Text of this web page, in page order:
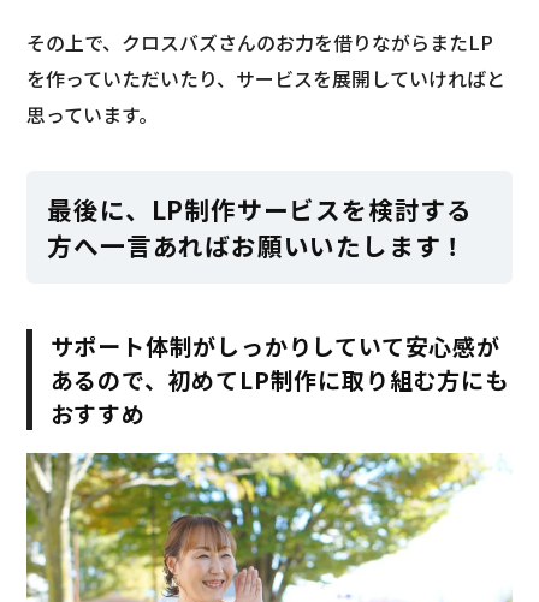
その上で、クロスバズさんのお力を借りながらまたLP
を作っていただいたり、サービスを展開していければと
思っています。
最後に、LP制作サービスを検討する
方へ一言あればお願いいたします！
サポート体制がしっかりしていて安心感が
あるので、初めてLP制作に取り組む方にも
おすすめ